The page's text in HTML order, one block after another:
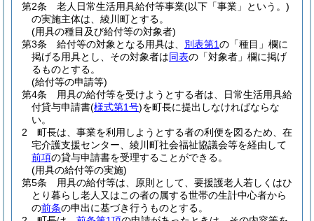
第2条
老人日常生活用具給付等事業(以下「事業」という。)
の実施主体は、綾川町とする。
(用具の種目及び給付等の対象者)
第3条
給付等の対象となる用具は、 別表第1の「種目」欄に
掲げる用具とし、その対象者は同表の「対象者」欄に掲げ
るものとする。
(給付等の申請等)
第4条
用具の給付等を受けようとする者は、日常生活用具給
付貸与申請書(様式第1号)を町長に提出しなければならな
い。
2
町長は、事業を利用しようとする者の利便を図るため、在
宅介護支援センター、綾川町社会福祉協議会等を経由して
前項の貸与申請書を受理することができる。
(用具の給付等の実施)
第5条
用具の給付等は、原則として、要援護老人若しくはひ
とり暮らし老人又はこの者の属する世帯の生計中心者から
の前条の申出に基づき行うものとする。